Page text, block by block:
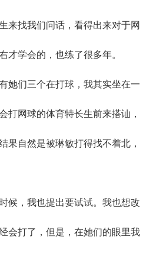
找我们问话，看得出来对于网
才学会的，也练了很多年。
们三个在打球，我其实坐在一
打网球的体育特长生前来搭讪，
果自然是被琳敏打得找不着北，
，我也提出要试试。我也想改
会打了，但是，在她们的眼里我